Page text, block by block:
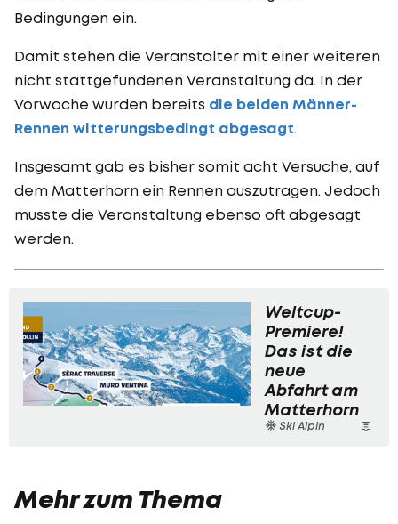
Bedingungen ein.
Damit stehen die Veranstalter mit einer weiteren
nicht stattgefundenen Veranstaltung da. In der
Vorwoche wurden bereits die beiden Männer-
Rennen witterungsbedingt abgesagt.
Insgesamt gab es bisher somit acht Versuche, auf
dem Matterhorn ein Rennen auszutragen. Jedoch
musste die Veranstaltung ebenso oft abgesagt
werden.
Weltcup-
Premiere!
Das ist die
neue
Abfahrt am
Matterhorn
Ski Alpin
Mehr zum Thema